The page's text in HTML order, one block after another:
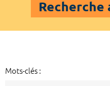
Recherche
Mots-clés :